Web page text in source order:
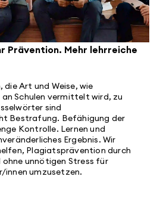
Prävention. Mehr lehrreiche
die Art und Weise, wie
Schulen vermittelt wird, zu
sind
Bestrafung. Befähigung der
Kontrolle. Lernen und
Ergebnis. Wir
Plagiatsprävention durch
unnötigen Stress für
innen umzusetzen.